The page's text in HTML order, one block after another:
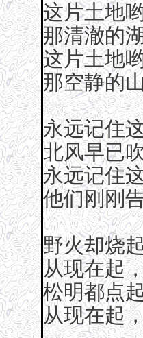
这片土地
那清澈的
这片土地
那空静的
永远记住
北风早已
永远记住
他们刚刚
野火却烧
从现在起
松明都点
从现在起